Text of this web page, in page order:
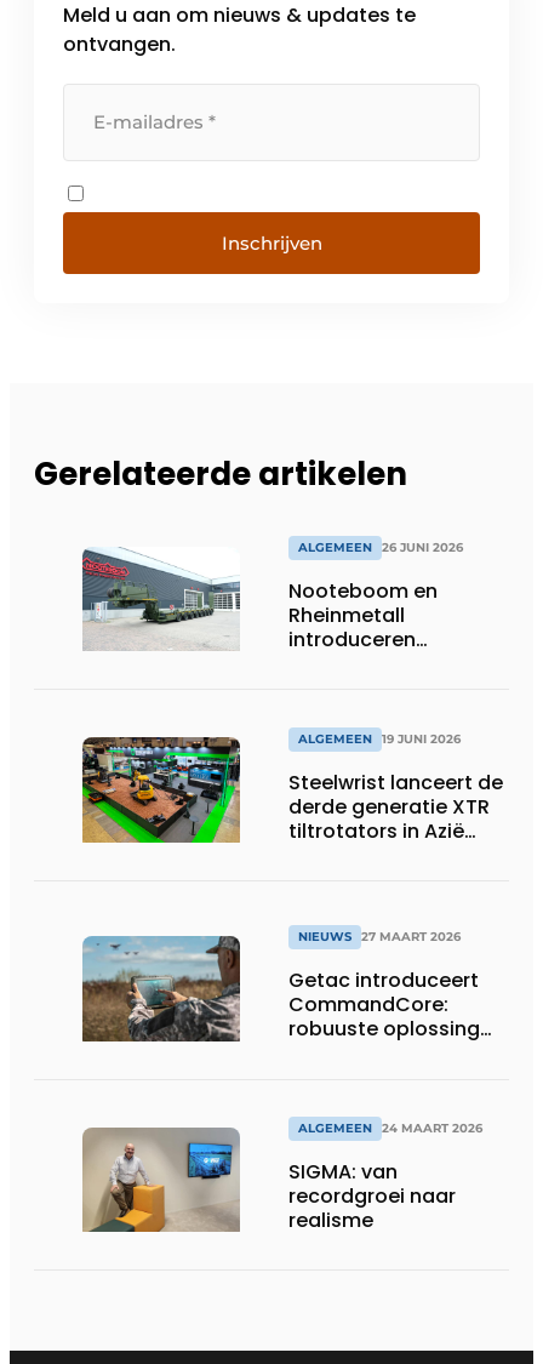
Meld u aan om nieuws & updates te
ontvangen.
Inschrijven
Gerelateerde artikelen
ALGEMEEN 26 JUNI 2026
Nooteboom en
Rheinmetall
introduceren
ALGEMEEN 19 JUNI 2026
Steelwrist lanceert de
derde generatie XTR
tiltrotators in Azië
NIEUWS 27 MAART 2026
Getac introduceert
CommandCore:
robuuste oplossing
ALGEMEEN 24 MAART 2026
SIGMA: van
recordgroei naar
realisme